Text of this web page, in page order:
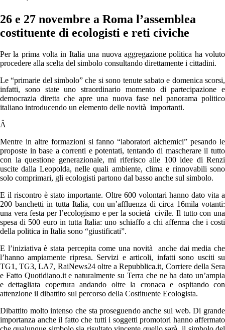
26 e 27 novembre a Roma l’assemblea
costituente di ecologisti e reti civiche
Per la prima volta in Italia una nuova aggregazione politica ha voluto
procedere alla scelta del simbolo consultando direttamente i cittadini.
Le “primarie del simbolo” che si sono tenute sabato e domenica scorsi,
infatti, sono state uno straordinario momento di partecipazione e
democrazia diretta che apre una nuova fase nel panorama politico
italiano introducendo un elemento delle novità importanti.
Â
Mentre in altre formazioni si fanno “laboratori alchemici” pesando le
proposte in base a correnti e potentati, tentando di mascherare il tutto
con la questione generazionale, mi riferisco alle 100 idee di Renzi
uscite dalla Leopolda, nelle quali ambiente, clima e rinnovabili sono
solo comprimari, gli ecologisti partono dal basso anche sul simbolo.
E il riscontro è stato importante. Oltre 600 volontari hanno dato vita a
200 banchetti in tutta Italia, con un’affluenza di circa 16mila votanti:
una vera festa per l’ecologismo e per la società civile. Il tutto con una
spesa di 500 euro in tutta Italia: uno schiaffo a chi afferma che i costi
della politica in Italia sono “giustificati”.
E l’iniziativa è stata percepita come una novità anche dai media che
l’hanno ampiamente ripresa. Servizi e articoli, infatti sono usciti su
TG1, TG3, LA7, RaiNews24 oltre a Repubblica.it, Corriere della Sera
e Fatto Quotidiano.it e naturalmente su Terra che ne ha dato un’ampia
e dettagliata copertura andando oltre la cronaca e ospitando con
attenzione il dibattito sul percorso della Costituente Ecologista.
Dibattito molto intenso che sta proseguendo anche sul web. Di grande
importanza anche il fatto che tutti i soggetti promotori hanno affermato